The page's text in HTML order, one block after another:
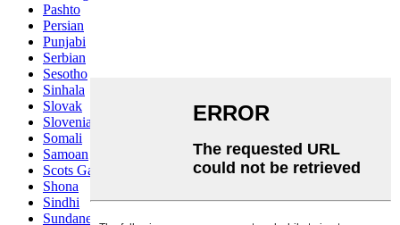
Pashto
Persian
Punjabi
Serbian
Sesotho
Sinhala
Slovak
Slovenian
Somali
Samoan
Scots Gaelic
Shona
Sindhi
Sundanese